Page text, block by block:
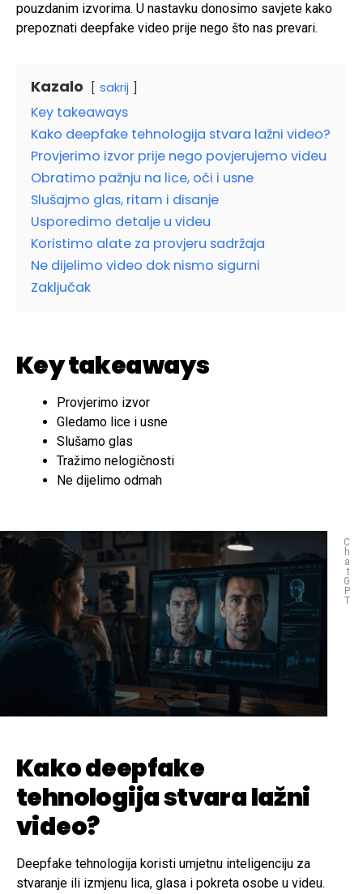
pouzdanim izvorima. U nastavku donosimo savjete kako
prepoznati deepfake video prije nego što nas prevari.
Kazalo sakrij
Key takeaways
Kako deepfake tehnologija stvara lažni video?
Provjerimo izvor prije nego povjerujemo videu
Obratimo pažnju na lice, oči i usne
Slušajmo glas, ritam i disanje
Usporedimo detalje u videu
Koristimo alate za provjeru sadržaja
Ne dijelimo video dok nismo sigurni
Zaključak
Key takeaways
Provjerimo izvor
Gledamo lice i usne
Slušamo glas
Tražimo nelogičnosti
Ne dijelimo odmah
C
h
a
t
G
P
T
Kako deepfake
tehnologija stvara lažni
video?
Deepfake tehnologija koristi umjetnu inteligenciju za
stvaranje ili izmjenu lica, glasa i pokreta osobe u videu.